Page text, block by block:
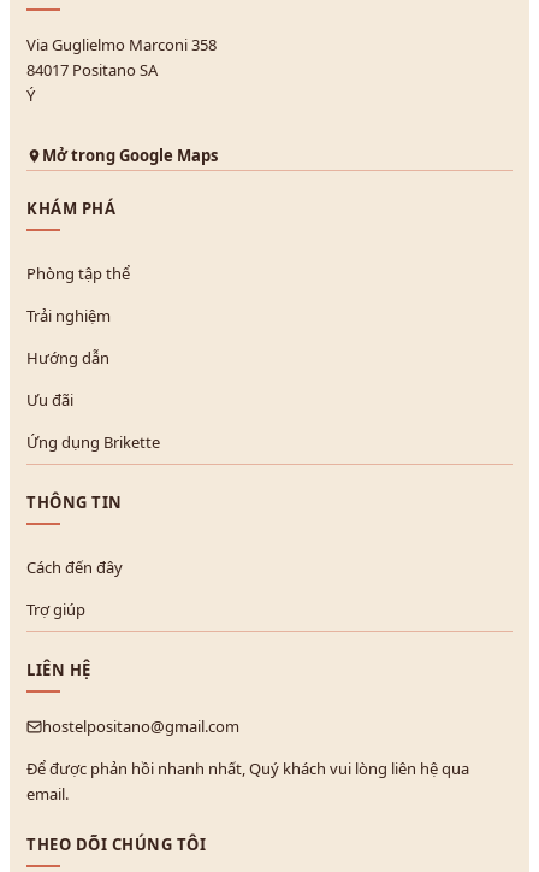
Via Guglielmo Marconi 358
84017 Positano SA
Ý
Mở trong Google Maps
KHÁM PHÁ
Phòng tập thể
Trải nghiệm
Hướng dẫn
Ưu đãi
Ứng dụng Brikette
THÔNG TIN
Cách đến đây
Trợ giúp
LIÊN HỆ
hostelpositano@gmail.com
Để được phản hồi nhanh nhất, Quý khách vui lòng liên hệ qua
email.
THEO DÕI CHÚNG TÔI